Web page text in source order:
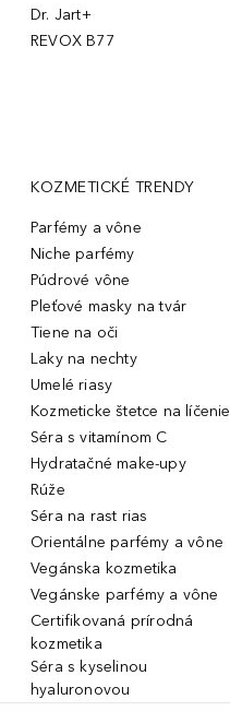
Dr. Jart+
REVOX B77
KOZMETICKÉ TRENDY
Parfémy a vône
Niche parfémy
Púdrové vône
Pleťové masky na tvár
Tiene na oči
Laky na nechty
Umelé riasy
Kozmeticke štetce na líčenie
Séra s vitamínom C
Hydratačné make-upy
Rúže
Séra na rast rias
Orientálne parfémy a vône
Vegánska kozmetika
Vegánske parfémy a vône
Certifikovaná prírodná
kozmetika
Séra s kyselinou
hyaluronovou